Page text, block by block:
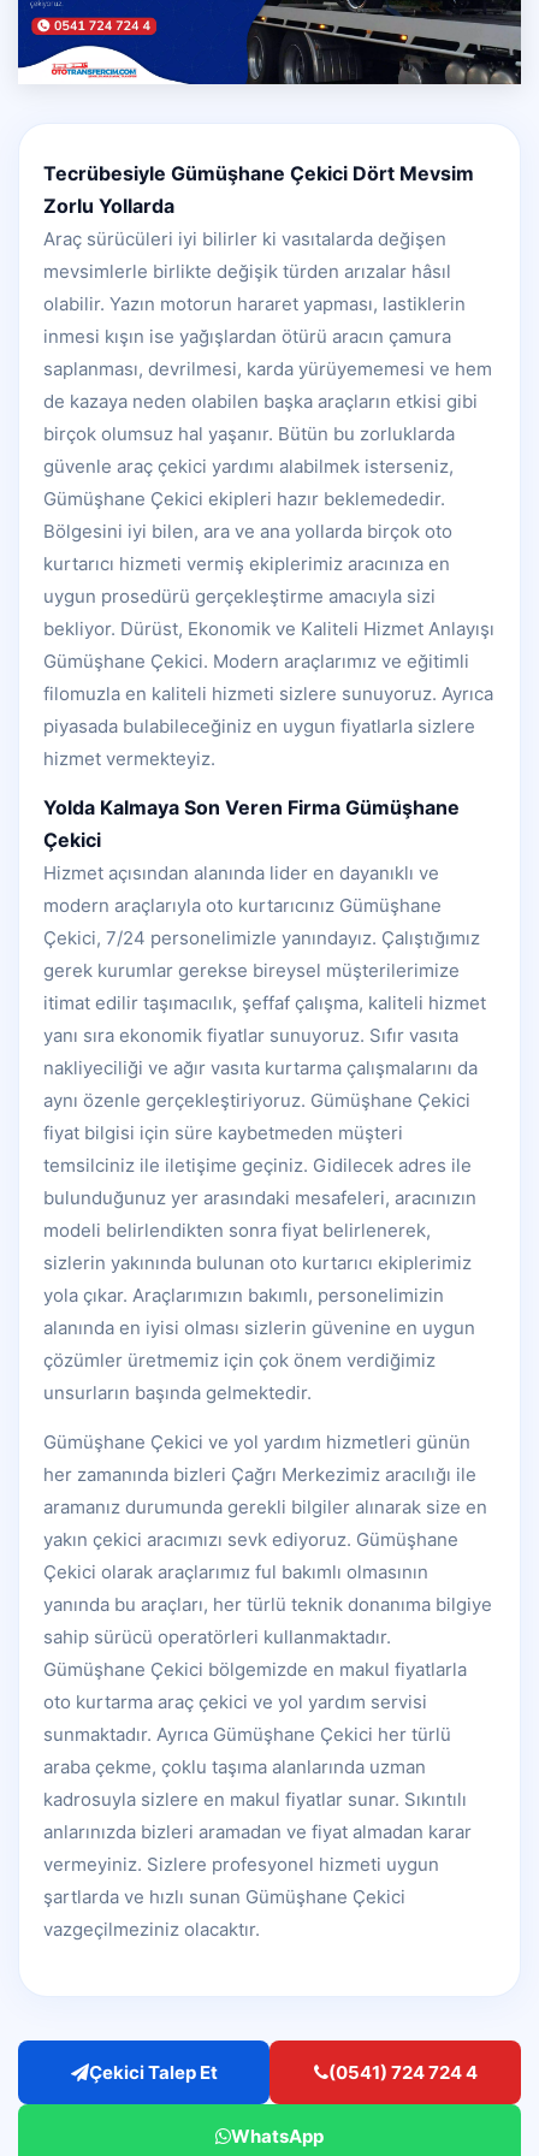
Tecrübesiyle Gümüşhane Çekici Dört Mevsim
Zorlu Yollarda
Araç sürücüleri iyi bilirler ki vasıtalarda değişen
mevsimlerle birlikte değişik türden arızalar hâsıl
olabilir. Yazın motorun hararet yapması, lastiklerin
inmesi kışın ise yağışlardan ötürü aracın çamura
saplanması, devrilmesi, karda yürüyememesi ve hem
de kazaya neden olabilen başka araçların etkisi gibi
birçok olumsuz hal yaşanır. Bütün bu zorluklarda
güvenle araç çekici yardımı alabilmek isterseniz,
Gümüşhane Çekici ekipleri hazır beklemededir.
Bölgesini iyi bilen, ara ve ana yollarda birçok oto
kurtarıcı hizmeti vermiş ekiplerimiz aracınıza en
uygun prosedürü gerçekleştirme amacıyla sizi
bekliyor. Dürüst, Ekonomik ve Kaliteli Hizmet Anlayışı
Gümüşhane Çekici. Modern araçlarımız ve eğitimli
filomuzla en kaliteli hizmeti sizlere sunuyoruz. Ayrıca
piyasada bulabileceğiniz en uygun fiyatlarla sizlere
hizmet vermekteyiz.
Yolda Kalmaya Son Veren Firma Gümüşhane
Çekici
Hizmet açısından alanında lider en dayanıklı ve
modern araçlarıyla oto kurtarıcınız Gümüşhane
Çekici, 7/24 personelimizle yanındayız. Çalıştığımız
gerek kurumlar gerekse bireysel müşterilerimize
itimat edilir taşımacılık, şeffaf çalışma, kaliteli hizmet
yanı sıra ekonomik fiyatlar sunuyoruz. Sıfır vasıta
nakliyeciliği ve ağır vasıta kurtarma çalışmalarını da
aynı özenle gerçekleştiriyoruz. Gümüşhane Çekici
fiyat bilgisi için süre kaybetmeden müşteri
temsilciniz ile iletişime geçiniz. Gidilecek adres ile
bulunduğunuz yer arasındaki mesafeleri, aracınızın
modeli belirlendikten sonra fiyat belirlenerek,
sizlerin yakınında bulunan oto kurtarıcı ekiplerimiz
yola çıkar. Araçlarımızın bakımlı, personelimizin
alanında en iyisi olması sizlerin güvenine en uygun
çözümler üretmemiz için çok önem verdiğimiz
unsurların başında gelmektedir.
Gümüşhane Çekici ve yol yardım hizmetleri günün
her zamanında bizleri Çağrı Merkezimiz aracılığı ile
aramanız durumunda gerekli bilgiler alınarak size en
yakın çekici aracımızı sevk ediyoruz. Gümüşhane
Çekici olarak araçlarımız ful bakımlı olmasının
yanında bu araçları, her türlü teknik donanıma bilgiye
sahip sürücü operatörleri kullanmaktadır.
Gümüşhane Çekici bölgemizde en makul fiyatlarla
oto kurtarma araç çekici ve yol yardım servisi
sunmaktadır. Ayrıca Gümüşhane Çekici her türlü
araba çekme, çoklu taşıma alanlarında uzman
kadrosuyla sizlere en makul fiyatlar sunar. Sıkıntılı
anlarınızda bizleri aramadan ve fiyat almadan karar
vermeyiniz. Sizlere profesyonel hizmeti uygun
şartlarda ve hızlı sunan Gümüşhane Çekici
vazgeçilmeziniz olacaktır.
Çekici Talep Et (0541) 724 724 4
WhatsApp